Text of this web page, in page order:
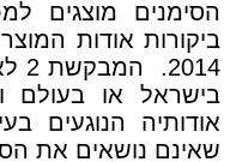
ביקורות אודות
בישראל או בעולם
אודותיה הנוגעים
שאינם נושאים את